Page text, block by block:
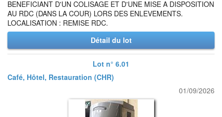
BENEFICIANT D'UN COLISAGE ET D'UNE MISE A DISPOSITION
AU RDC (DANS LA COUR) LORS DES ENLEVEMENTS.
LOCALISATION : REMISE RDC.
Détail du lot
Lot n° 6.01
Café, Hôtel, Restauration (CHR)
01/09/2026